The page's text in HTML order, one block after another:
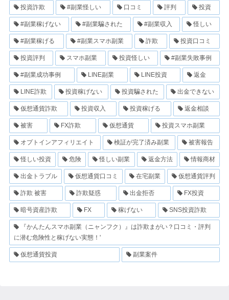
投資詐欺 #副業怪しい 口コミ 評判 投資
#副業稼げない #副業騙された #副業収入 怪しい
#副業稼げる #副業スマホ副業 詐欺 投資口コミ
投資評判 スマホ副業 投資怪しい #副業失敗事例
#副業成功事例 LINE副業 LINE投資 返金
LINE詐欺 投資稼げない 投資騙された 出金できない
仮想通貨詐欺 投資収入 投資稼げる 返金相談
被害 FX詐欺 仮想通貨 投資スマホ副業
オプトインアフィリエイト 検証が完了済み副業 被害報告
怪しい投資 危険 怪しい副業 返金方法 情報商材
出金トラブル 仮想通貨口コミ 在宅副業 仮想通貨評判
詐欺 被害 詐欺疑惑 出金拒否 FX投資
暗号資産詐欺 FX 稼げない SNS投資詐欺
『かんたんスマホ副業（ニャンフク）』は詐欺まがい？口コミ・評判
に潜む危険性と稼げない実態！'
仮想通貨投資 副業案件